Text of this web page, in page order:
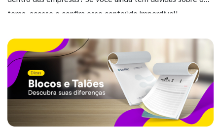
tema, acesse e confira esse conteúdo imperdível!